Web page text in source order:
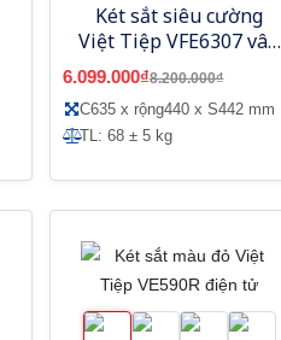
Két sắt siêu cường
Việt Tiệp VFE6307 vân
tay mã số App thông
minh - Model mới
6.099.000₫8.200.000₫
C635 x rộng440 x S442 mm
TL: 68 ± 5 kg